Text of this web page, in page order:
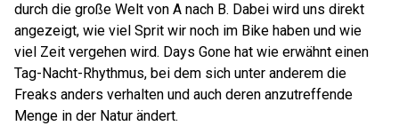
durch die große Welt von A nach B. Dabei wird uns direkt
angezeigt, wie viel Sprit wir noch im Bike haben und wie
viel Zeit vergehen wird. Days Gone hat wie erwähnt einen
Tag-Nacht-Rhythmus, bei dem sich unter anderem die
Freaks anders verhalten und auch deren anzutreffende
Menge in der Natur ändert.